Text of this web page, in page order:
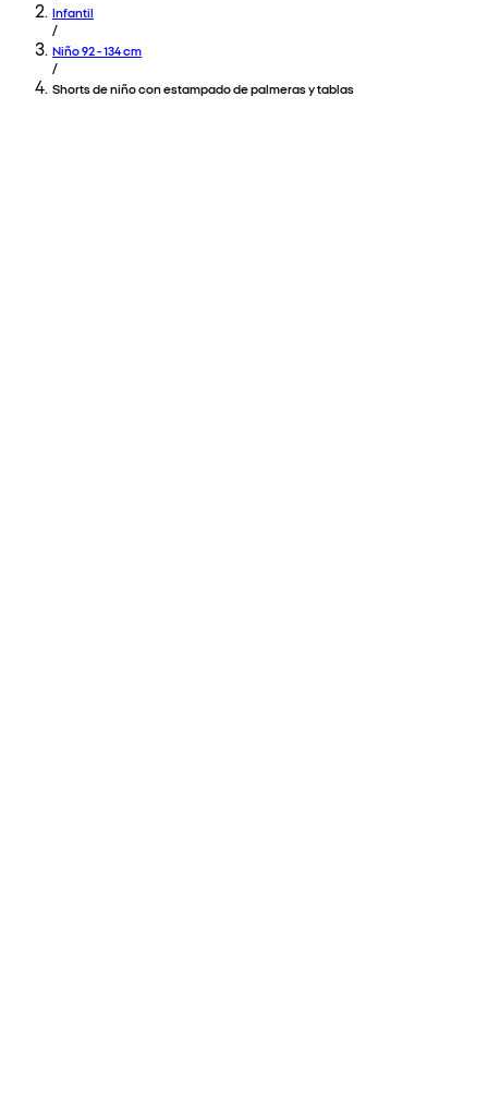
Infantil
/
Niño 92 - 134 cm
/
Shorts de niño con estampado de palmeras y tablas